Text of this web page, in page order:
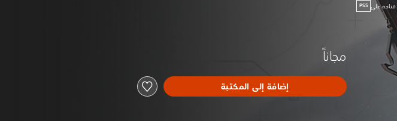
متاحة على PS5
مجاناً
إضافة إلى المكتبة